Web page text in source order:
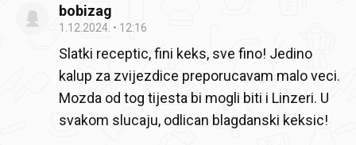
bobizag
1.12.2024. 12:16
Slatki receptic, fini keks, sve fino! Jedino
kalup za zvijezdice preporucavam malo veci.
Mozda od tog tijesta bi mogli biti i Linzeri. U
svakom slucaju, odlican blagdanski keksic!